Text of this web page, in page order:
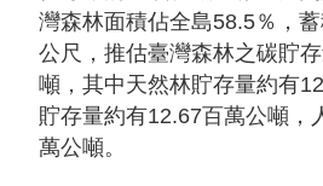
服
務
英
文
版
灣森林面積佔全島58.5％，
公尺，推估臺灣森林之碳貯
噸，其中天然林貯存量約有
貯存量約有12.67百萬公噸，
萬公噸。